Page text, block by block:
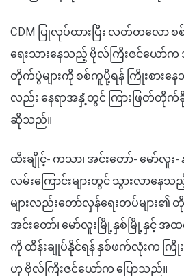
CDM ပြုလုပ်ထားပြီး လတ်တလော စ
ရေးသားနေသည့် ဗိုလ်ကြီးဇင်ယော်က
တိုက်ပွဲများကို စစ်ကူပို့ရန် ကြိုးစားနေ
လည်း နေရာအနှံ့တွင် ကြားဖြတ်တို
ဆိုသည်။
ထီးချိုင့်- ကသာ၊ အင်းတော်- မော်လူး
လမ်းကြောင်းများတွင် သွားလာနေသ
များလည်းတော်လှန်ရေးတပ်များ၏
အင်းတော်၊ မော်လူးမြို့နှစ်မြို့နှင့် အထက်
ကို ထိန်းချုပ်နိုင်ရန် နှစ်ဖက်လုံးက ကြိုး
ဟု ဗိုလ်ကြီးဇင်ယော်က ပြောသည်။